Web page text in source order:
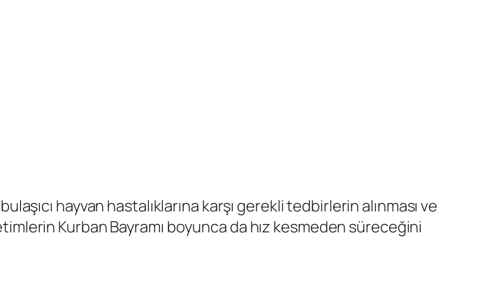
hayvan hastalıklarına karşı gerekli tedbirlerin alınması ve
Kurban Bayramı boyunca da hız kesmeden süreceğini